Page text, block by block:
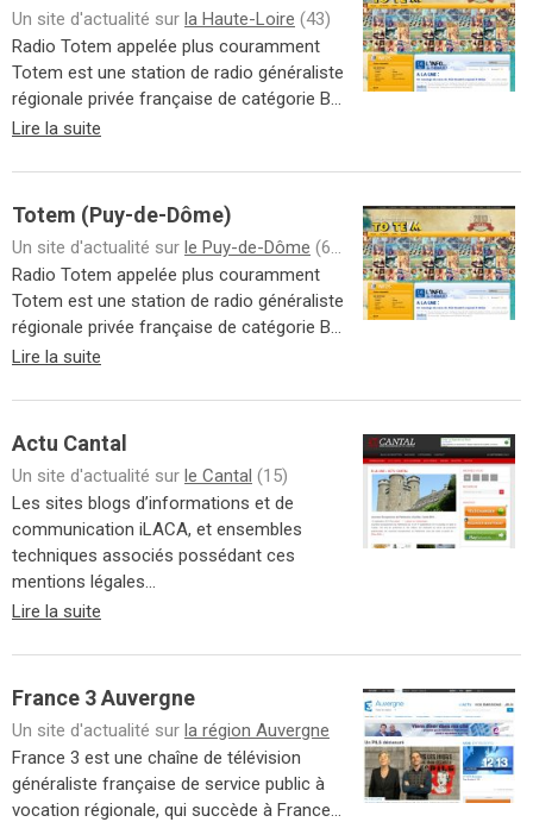
Un site d'actualité sur la Haute-Loire (43)
Radio Totem appelée plus couramment
Totem est une station de radio généraliste
régionale privée française de catégorie B...
Lire la suite
Totem (Puy-de-Dôme)
Un site d'actualité sur le Puy-de-Dôme (63)
Radio Totem appelée plus couramment
Totem est une station de radio généraliste
régionale privée française de catégorie B...
Lire la suite
Actu Cantal
Un site d'actualité sur le Cantal (15)
Les sites blogs d’informations et de
communication iLACA, et ensembles
techniques associés possédant ces
mentions légales...
Lire la suite
France 3 Auvergne
Un site d'actualité sur la région Auvergne
France 3 est une chaîne de télévision
généraliste française de service public à
vocation régionale, qui succède à France...